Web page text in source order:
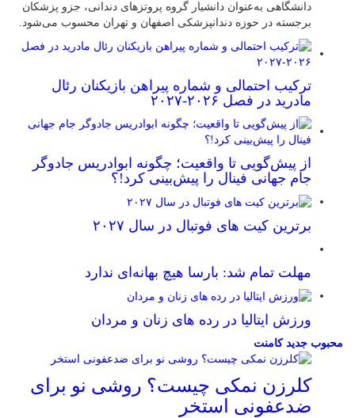
دانشگاهی به‌عنوان دانشیار گروه پروتزهای دندانی، جزو پزشکان
برجسته در حوزه دندانپزشکی اصفهان و تهران محسوب می‌شود.
ترکیب احتمالی و شماره پیراهن بازیکنان رئال
مادرید در فصل ۲۰۲۶-۲۰۲۷
از پیش‌گویی تا واقعیت؛ چگونه ابوادریس جادوگر
جام جهانی فینال را پیش‌بینی کرد!؟
برترین کیت های فوتبال در سال ۲۰۲۷
مهلت تمام شد: بارسا هیچ بهانه‌‌ای ندارد
ورزش ایتالیا در رده های زنان و مردان
محبوب جدیدکامنت
کلرزن نمکی چیست؟ روشی نو برای
ضدعفونی استخر